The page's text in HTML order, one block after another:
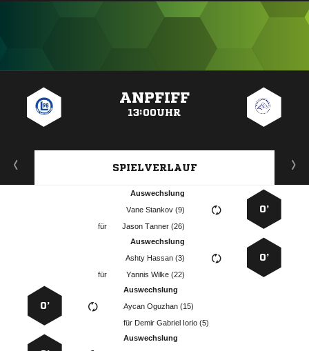
ANPFIFF
13:00UHR
SPIELVERLAUF
0’
Auswechslung
  
für
  
0’
Auswechslung
  
für
  
Auswechslung
  
für    
0’
Auswechslung